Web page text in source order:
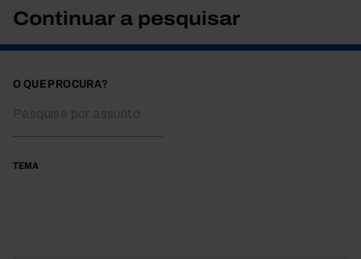
Continuar a pesquisar
O QUE PROCURA?
TEMA